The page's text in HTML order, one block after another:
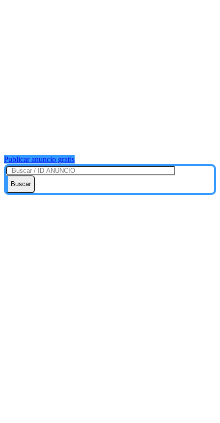
Publicar anuncio gratis
Buscar